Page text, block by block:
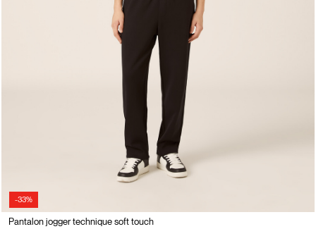
-33%
Pantalon jogger technique soft touch